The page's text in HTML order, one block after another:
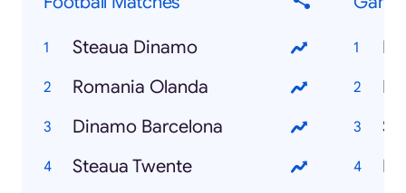
Steaua Dinamo
Romania Olanda
Dinamo Barcelona
Steaua Twente